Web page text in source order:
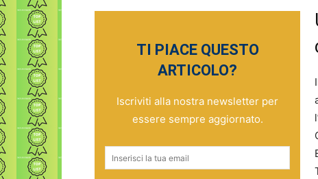
TI PIACE QUESTO
ARTICOLO?
Iscriviti alla nostra newsletter per
essere sempre aggiornato.